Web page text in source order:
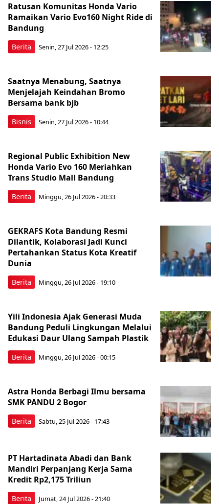
Berita
Ratusan Komunitas Honda Vario
Ramaikan Vario Evo160 Night Ride di
Bandung
Senin, 27 Jul 2026 - 12:25
Bisnis
Saatnya Menabung, Saatnya
Menjelajah Keindahan Bromo
Bersama bank bjb
Senin, 27 Jul 2026 - 10:44
Berita
Regional Public Exhibition New
Honda Vario Evo 160 Meriahkan
Trans Studio Mall Bandung
Minggu, 26 Jul 2026 - 20:33
Berita
GEKRAFS Kota Bandung Resmi
Dilantik, Kolaborasi Jadi Kunci
Pertahankan Status Kota Kreatif
Dunia
Minggu, 26 Jul 2026 - 19:10
Berita
Yili Indonesia Ajak Generasi Muda
Bandung Peduli Lingkungan Melalui
Edukasi Daur Ulang Sampah Plastik
Minggu, 26 Jul 2026 - 00:15
Berita
Astra Honda Berbagi Ilmu bersama
SMK PANDU 2 Bogor
Sabtu, 25 Jul 2026 - 17:43
Berita
PT Hartadinata Abadi dan Bank
Mandiri Perpanjang Kerja Sama
Kredit Rp2,175 Triliun
Jumat, 24 Jul 2026 - 21:40